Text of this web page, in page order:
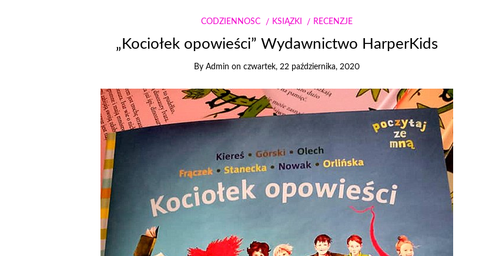
CODZIENNOŚĆ KSIĄŻKI RECENZJE
„Kociołek opowieści” Wydawnictwo HarperKids
By Admin on czwartek, 22 października, 2020